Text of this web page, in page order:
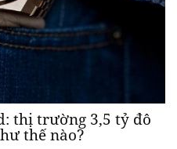
thị trường 3,5 tỷ đô
thế nào?